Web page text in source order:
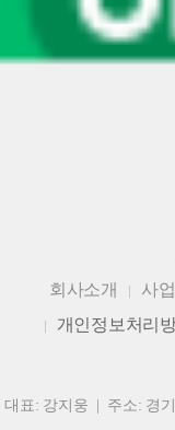
회사소개
사
개인정보처리
대표: 강지웅 | 주소: 경